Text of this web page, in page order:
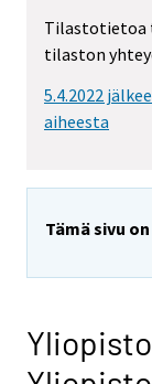
Tilastotietoa
tilaston
5.4.2022
aiheesta
Tämä sivu